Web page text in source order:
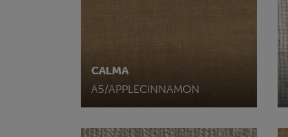
CALMA
A5/APPLECINNAMON